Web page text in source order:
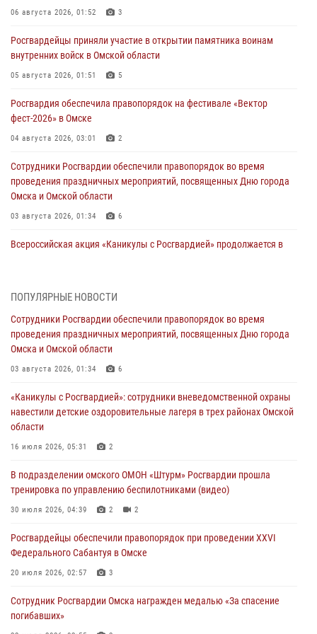
06 августа 2026, 01:52 3
Росгвардейцы приняли участие в открытии памятника воинам
внутренних войск в Омской области
05 августа 2026, 01:51 5
Росгвардия обеспечила правопорядок на фестивале «Вектор
фест-2026» в Омске
04 августа 2026, 03:01 2
Сотрудники Росгвардии обеспечили правопорядок во время
проведения праздничных мероприятий, посвященных Дню города
Омска и Омской области
03 августа 2026, 01:34 6
Всероссийская акция «Каникулы с Росгвардией» продолжается в
тренировка по управлению беспилотниками (видео)
30 июля 2026, 04:39 2
Росгвардия обеспечила безопасность уникального передвижного
29 июля 2026, 01:49
Росгвардейцы приняли участие в крестном ходе в День крещения
Руси в Омске
При содействии спецназа Росгвардии пресечены нарушения
миграционного законодательства в Омске (видео)
ПОПУЛЯРНЫЕ НОВОСТИ
Сотрудники Росгвардии обеспечили правопорядок во время
проведения праздничных мероприятий, посвященных Дню города
Омска и Омской области
03 августа 2026, 01:34 6
«Каникулы с Росгвардией»: сотрудники вневедомственной охраны
навестили детские оздоровительные лагеря в трех районах Омской
области
16 июля 2026, 05:31 2
В подразделении омского ОМОН «Штурм» Росгвардии прошла
тренировка по управлению беспилотниками (видео)
30 июля 2026, 04:39 2 2
Росгвардейцы обеcпечили правопорядок при проведении XXVI
Федерального Сабантуя в Омске
20 июля 2026, 02:57 3
Сотрудник Росгвардии Омска награжден медалью «За спасение
погибавших»